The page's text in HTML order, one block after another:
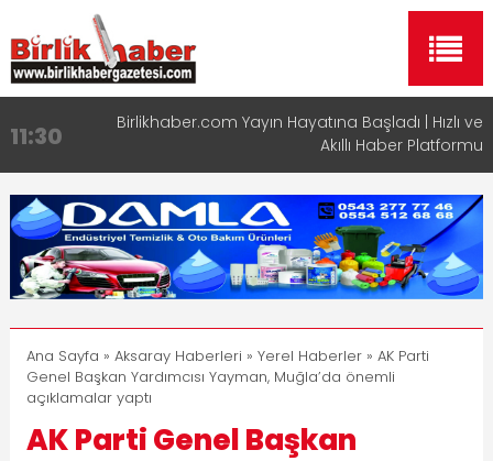
11:30
Birlikhaber.com Yayın Hayatına Başladı | Hızlı ve
Akıllı Haber Platformu
13:33 Taşımacılıkta Dijital Devrim: Rota Sepetim
17:15
Aksaray OSB Bölge Müdürü Makam Koltuğunu
Çocuklara Bıraktı
16:00
Aksaray Esnaf Rehberi ile Google ve Yapay Zeka
Aramalarında Öne Çıkın
8:23 Aksaray Esnaf Rehberi Hizmete Girdi
Ana Sayfa » Aksaray Haberleri » Yerel Haberler» AK Parti
Genel Başkan Yardımcısı Yayman, Muğla’da önemli
açıklamalar yaptı
AK Parti Genel Başkan